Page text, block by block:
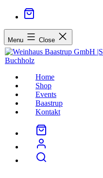
Menu Close
Home
Shop
Events
Baastrup
Kontakt